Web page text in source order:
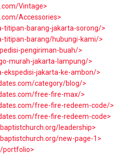
Vintage>
Accessories>
titipan-barang-jakarta-sorong/>
titipan-barang/hubungi-kami/>
pengiriman-buah/>
murah-jakarta-lampung/>
ekspedisi-jakarta-ke-ambon/>
category/blog/>
free-fire-max/>
free-fire-redeem-code/>
free-fire-redeem-code>
leadership>
new-page-1>
portfolio>